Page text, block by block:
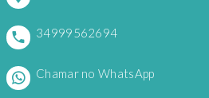
34999562694
Chamar no WhatsApp